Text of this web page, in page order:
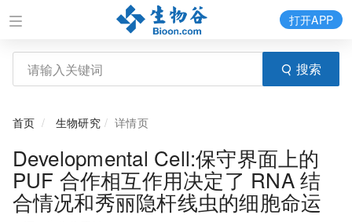
搜索
打开APP
首页 生物研究 详情页
Developmental Cell:保守界面上的
PUF 合作相互作用决定了 RNA 结
合情况和秀丽隐杆线虫的细胞命运